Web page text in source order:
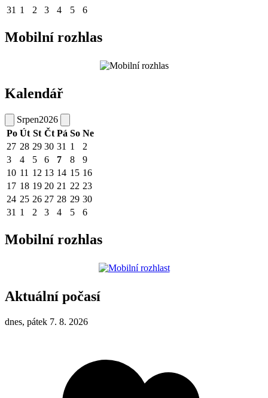
31 1 2 3 4 5 6
Mobilní rozhlas
Kalendář
Srpen2026
Po Út St Čt Pá So Ne
27 28 29 30 31 1
2
3
4 5 6 7 8
9
10 11 12 13 14 15 16
17 18 19 20 21 22 23
24 25 26 27 28 29 30
31 1 2 3 4 5 6
Mobilní rozhlas
Aktuální počasí
dnes, pátek 7. 8. 2026